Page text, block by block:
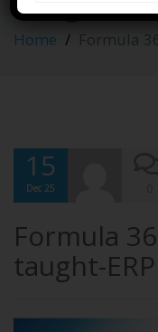
Home Formula
15
Dec 25
Formula
taught-